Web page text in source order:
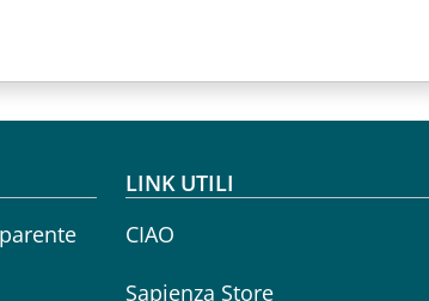
LINK UTILI
CIAO
Sapienza Store